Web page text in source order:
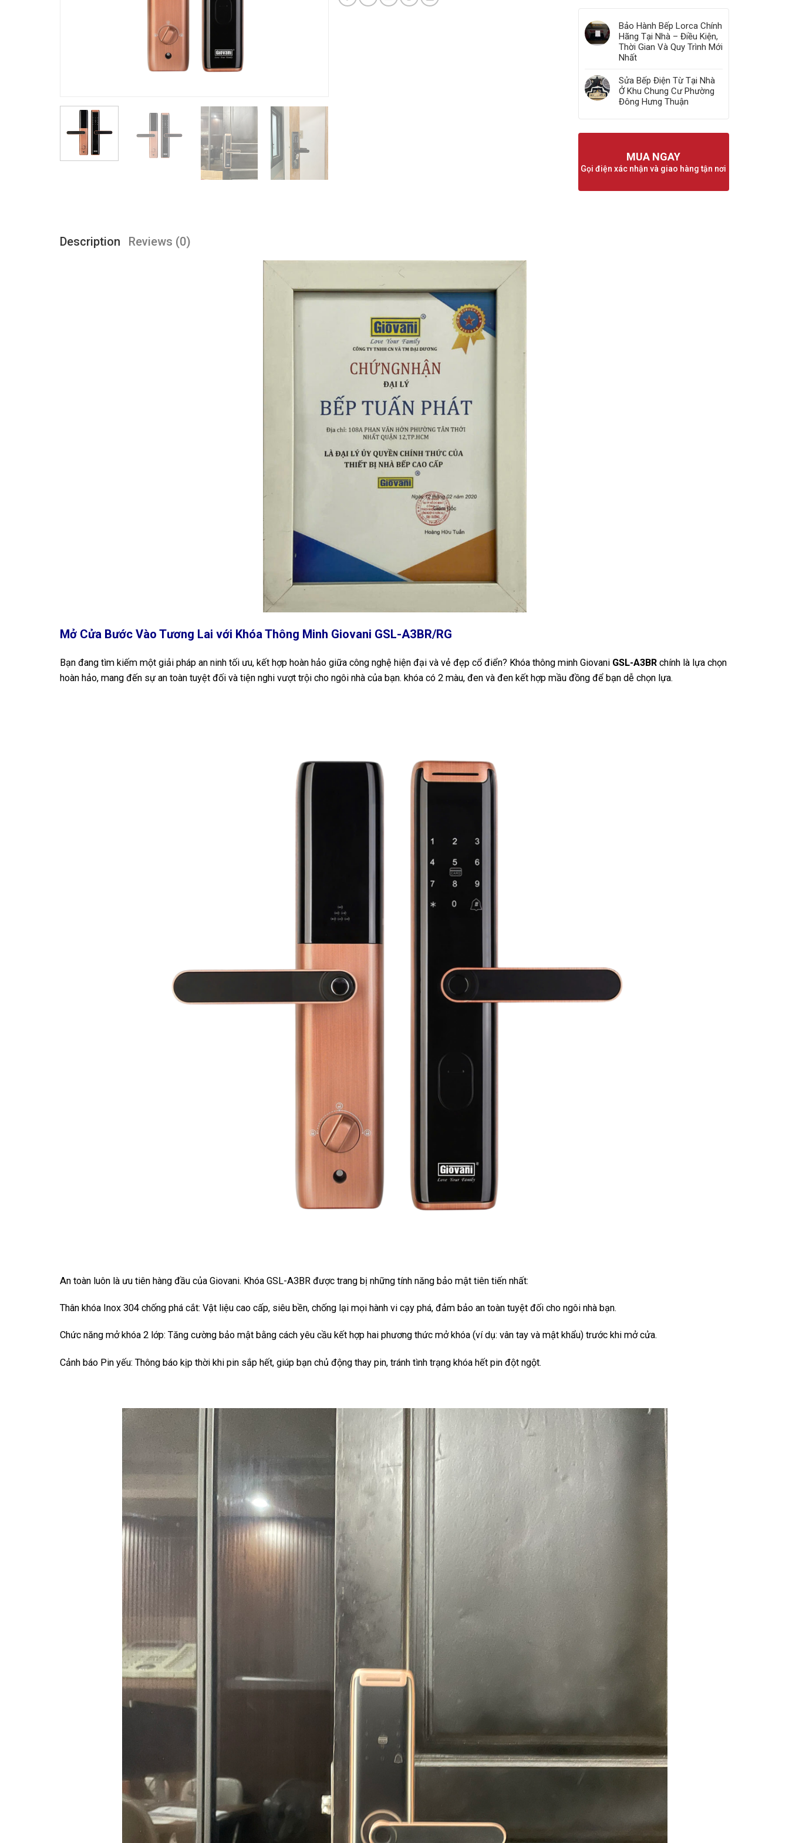
Bảo Hành Bếp Lorca Chính
Hãng Tại Nhà – Điều Kiện,
Thời Gian Và Quy Trình Mới
Nhất
Sửa Bếp Điện Từ Tại Nhà
Ở Khu Chung Cư Phường
Đông Hưng Thuận
MUA NGAY
Gọi điện xác nhận và giao hàng tận nơi
Description Reviews (0)
Mở Cửa Bước Vào Tương Lai với Khóa Thông Minh Giovani GSL-A3BR/RG
Bạn đang tìm kiếm một giải pháp an ninh tối ưu, kết hợp hoàn hảo giữa công nghệ hiện đại và vẻ đẹp cổ điển? Khóa thông minh Giovani GSL-A3BR chính là lựa chọn
hoàn hảo, mang đến sự an toàn tuyệt đối và tiện nghi vượt trội cho ngôi nhà của bạn. khóa có 2 màu, đen và đen kết hợp mầu đồng để bạn dễ chọn lựa.
An toàn luôn là ưu tiên hàng đầu của Giovani. Khóa GSL-A3BR được trang bị những tính năng bảo mật tiên tiến nhất:
Thân khóa Inox 304 chống phá cắt: Vật liệu cao cấp, siêu bền, chống lại mọi hành vi cạy phá, đảm bảo an toàn tuyệt đối cho ngôi nhà bạn.
Chức năng mở khóa 2 lớp: Tăng cường bảo mật bằng cách yêu cầu kết hợp hai phương thức mở khóa (ví dụ: vân tay và mật khẩu) trước khi mở cửa.
Cảnh báo Pin yếu: Thông báo kịp thời khi pin sắp hết, giúp bạn chủ động thay pin, tránh tình trạng khóa hết pin đột ngột.